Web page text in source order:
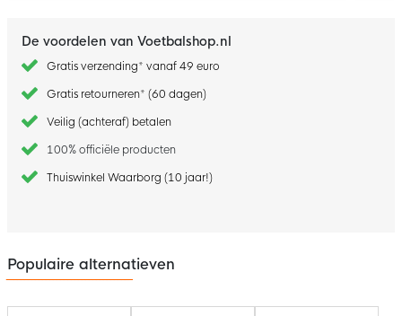
De voordelen van Voetbalshop.nl
Gratis verzending* vanaf 49 euro
Gratis retourneren* (60 dagen)
Veilig (achteraf) betalen
100% officiële producten
Thuiswinkel Waarborg (10 jaar!)
Populaire alternatieven